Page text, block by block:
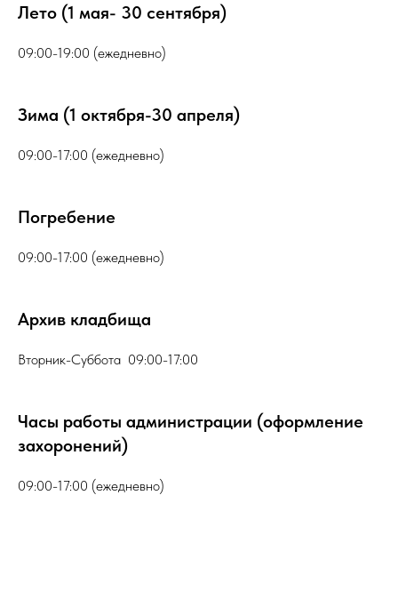
Лето (1 мая- 30 сентября)
09:00-19:00 (ежедневно)
Зима (1 октября-30 апреля)
09:00-17:00 (ежедневно)
Погребение
09:00-17:00 (ежедневно)
Архив кладбища
Вторник-Суббота 09:00-17:00
Часы работы администрации (оформление
захоронений)
09:00-17:00 (ежедневно)